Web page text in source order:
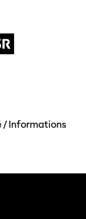
manière
Veuillez
/Informations